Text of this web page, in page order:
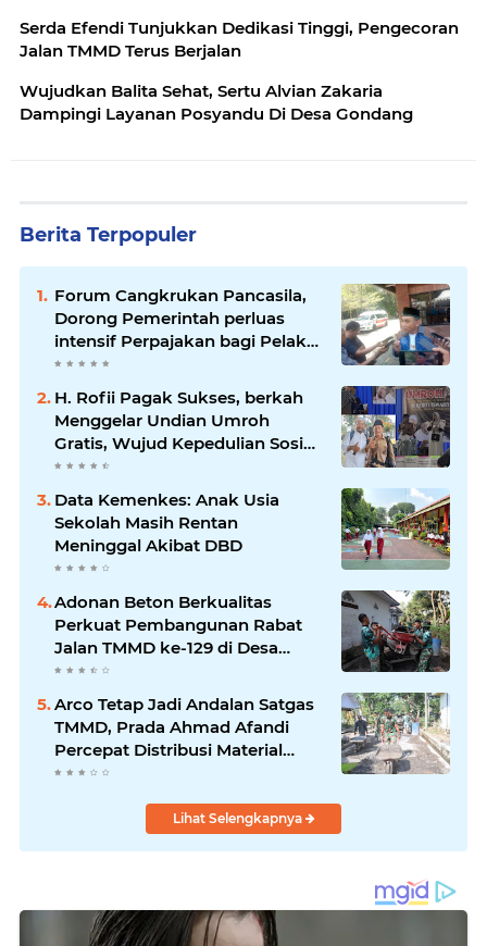
Serda Efendi Tunjukkan Dedikasi Tinggi, Pengecoran
Jalan TMMD Terus Berjalan
Wujudkan Balita Sehat, Sertu Alvian Zakaria
Dampingi Layanan Posyandu Di Desa Gondang
Berita Terpopuler
Forum Cangkrukan Pancasila,
Dorong Pemerintah perluas
intensif Perpajakan bagi Pelaku
Usaha UMKM.
H. Rofii Pagak Sukses, berkah
Menggelar Undian Umroh
Gratis, Wujud Kepedulian Sosial
berbagi.
Data Kemenkes: Anak Usia
Sekolah Masih Rentan
Meninggal Akibat DBD
Adonan Beton Berkualitas
Perkuat Pembangunan Rabat
Jalan TMMD ke-129 di Desa
Ledoktempuro
Arco Tetap Jadi Andalan Satgas
TMMD, Prada Ahmad Afandi
Percepat Distribusi Material
Pengecoran
Lihat Selengkapnya